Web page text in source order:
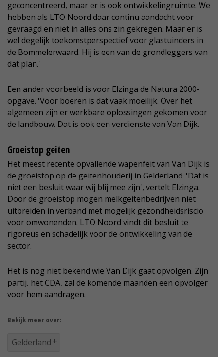
geconcentreerd, maar er is ook ontwikkelingruimte. We
hebben als LTO Noord daar continu aandacht voor
gevraagd en niet in alles ons zin gekregen. Maar er is
wel degelijk toekomstperspectief voor glastuinders in
de Bommelerwaard. Hij is een van de grondleggers van
dat plan.'
Een ander voorbeeld is voor Elzinga de Natura 2000-
opgave. 'Voor boeren is dat vaak moeilijk. Over het
algemeen zijn er werkbare oplossingen gekomen voor
de landbouw. Dat is ook een verdienste van Van Dijk.'
Groeistop geiten
Het meest recente opvallende wapenfeit van Van Dijk is
de groeistop op de geitenhouderij in Gelderland. 'Dat is
niet een besluit waar wij blij mee zijn', vertelt Elzinga.
Door de groeistop mogen melkgeitenbedrijven niet
uitbreiden in verband met mogelijk gezondheidsriscio
voor omwonenden. LTO Noord vindt dit besluit te
rigoreus en schadelijk voor de ontwikkeling van de
sector.
Het is nog niet bekend wie Van Dijk gaat opvolgen. Zijn
partij, het CDA, zal de komende maanden een opvolger
voor hem aandragen.
Bekijk meer over:
Gelderland